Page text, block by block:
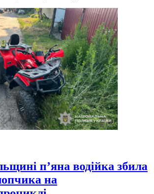
п’яна водійка збила
на